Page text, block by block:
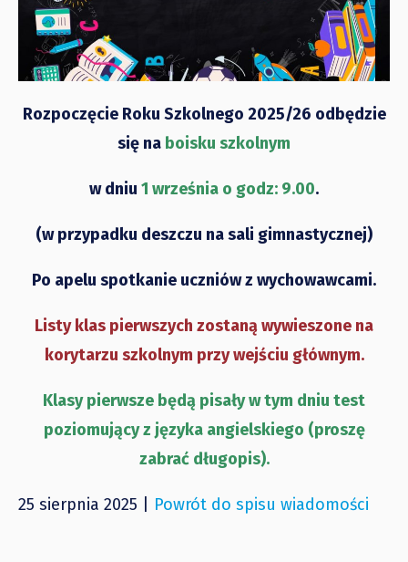
Rozpoczęcie Roku Szkolnego 2025/26 odbędzie
się na boisku szkolnym
w dniu 1 września o godz: 9.00.
(w przypadku deszczu na sali gimnastycznej)
Po apelu spotkanie uczniów z wychowawcami.
Listy klas pierwszych zostaną wywieszone na
korytarzu szkolnym przy wejściu głównym.
Klasy pierwsze będą pisały w tym dniu test
poziomujący z języka angielskiego (proszę
zabrać długopis).
25 sierpnia 2025 | Powrót do spisu wiadomości